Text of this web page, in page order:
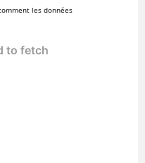
les données